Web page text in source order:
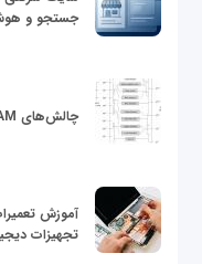
جستجو و
چالش‌های RAM در Workloadهای محاسباتی HPC
آموزش
تجهیزات